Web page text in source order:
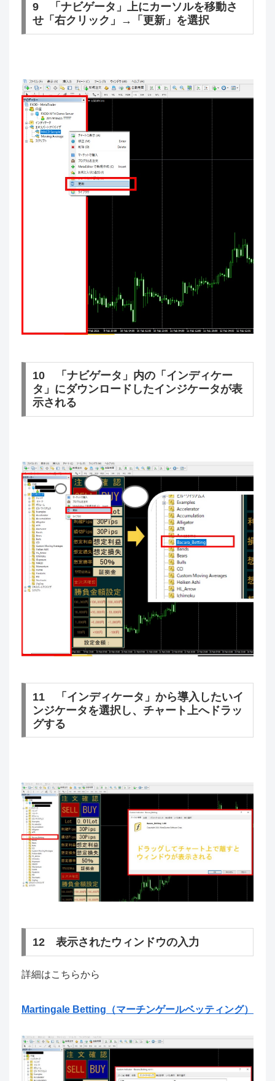
9 「ナビゲータ」上にカーソルを移動さ
せ「右クリック」→「更新」を選択
10 「ナビゲータ」内の「インディケー
タ」にダウンロードしたインジケータが表
示される
11 「インディケータ」から導入したいイ
ンジケータを選択し、チャート上へドラッ
グする
12 表示されたウィンドウの入力
詳細はこちらから
Martingale Betting（マーチンゲールベッティング）